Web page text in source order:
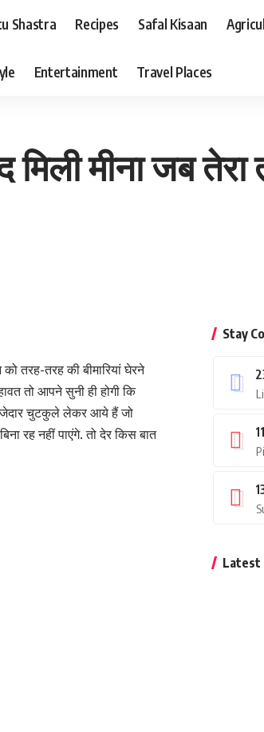
Shastra Recipes Safal Kisaan
Entertainment Travel Places
मिली मीना जब
तरह-तरह की बीमारियां घेरने
तो आपने सुनी ही होगी कि
चुटकुले लेकर आये हैं जो
रह नहीं पाएंगे. तो देर किस बात
Stay
Latest